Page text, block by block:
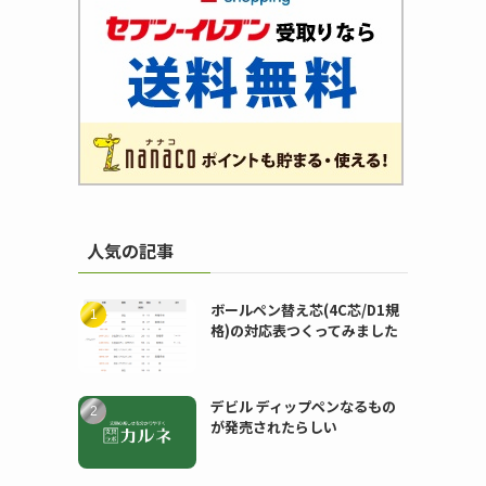
人気の記事
ボールペン替え芯(4C芯/D1規
格)の対応表つくってみました
デビル ディップペンなるもの
が発売されたらしい